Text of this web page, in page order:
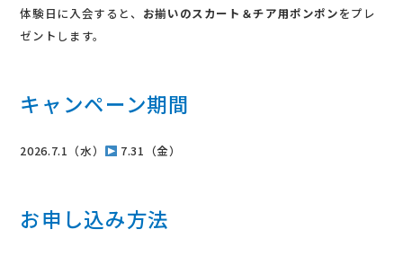
体験日に入会すると、 お揃いのスカート＆チア用ポンポンをプレ
ゼントします。
キャンペーン期間
2026.7.1（水） 7.31（金）
お申し込み方法